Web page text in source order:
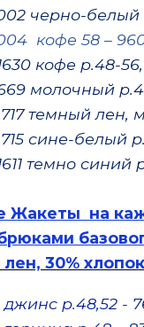
черно-белый
кофе 58 –
кофе р.48-
молочный
темный лен,
сине-белый
темно синий
Жакеты на
лен, 30%
р.48,52 -